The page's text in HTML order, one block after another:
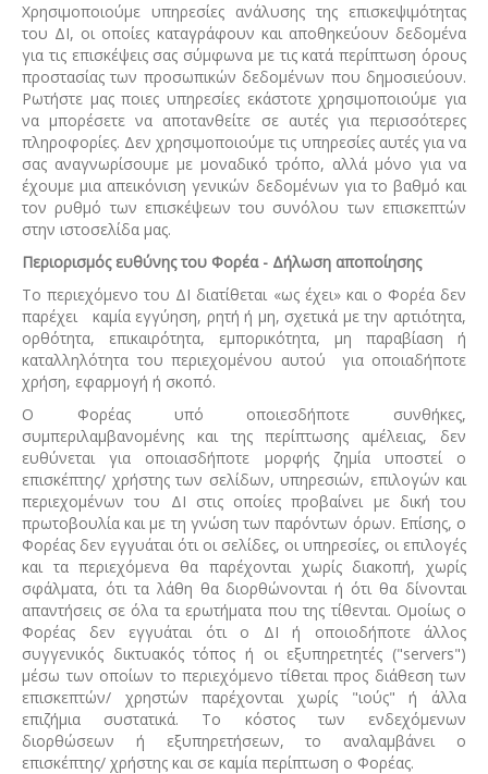
Χρησιμοποιούμε υπηρεσίες ανάλυσης της επισκεψιμότητας
του ΔΙ, οι οποίες καταγράφουν και αποθηκεύουν δεδομένα
για τις επισκέψεις σας σύμφωνα με τις κατά περίπτωση όρους
προστασίας των προσωπικών δεδομένων που δημοσιεύουν.
Ρωτήστε μας ποιες υπηρεσίες εκάστοτε χρησιμοποιούμε για
να μπορέσετε να αποτανθείτε σε αυτές για περισσότερες
πληροφορίες. Δεν χρησιμοποιούμε τις υπηρεσίες αυτές για να
σας αναγνωρίσουμε με μοναδικό τρόπο, αλλά μόνο για να
έχουμε μια απεικόνιση γενικών δεδομένων για το βαθμό και
τον ρυθμό των επισκέψεων του συνόλου των επισκεπτών
στην ιστοσελίδα μας.
Περιορισμός ευθύνης του Φορέα - Δήλωση αποποίησης
Το περιεχόμενο του ΔΙ διατίθεται «ως έχει» και ο Φορέα δεν
παρέχει καμία εγγύηση, ρητή ή μη, σχετικά με την αρτιότητα,
ορθότητα, επικαιρότητα, εμπορικότητα, μη παραβίαση ή
καταλληλότητα του περιεχομένου αυτού για οποιαδήποτε
χρήση, εφαρμογή ή σκοπό.
Ο Φορέας υπό οποιεσδήποτε συνθήκες,
συμπεριλαμβανομένης και της περίπτωσης αμέλειας, δεν
ευθύνεται για οποιασδήποτε μορφής ζημία υποστεί ο
επισκέπτης/ χρήστης των σελίδων, υπηρεσιών, επιλογών και
περιεχομένων του ΔΙ στις οποίες προβαίνει με δική του
πρωτοβουλία και με τη γνώση των παρόντων όρων. Επίσης, ο
Φορέας δεν εγγυάται ότι οι σελίδες, οι υπηρεσίες, οι επιλογές
και τα περιεχόμενα θα παρέχονται χωρίς διακοπή, χωρίς
σφάλματα, ότι τα λάθη θα διορθώνονται ή ότι θα δίνονται
απαντήσεις σε όλα τα ερωτήματα που της τίθενται. Ομοίως ο
Φορέας δεν εγγυάται ότι ο ΔΙ ή οποιοδήποτε άλλος
συγγενικός δικτυακός τόπος ή οι εξυπηρετητές ("servers")
μέσω των οποίων το περιεχόμενο τίθεται προς διάθεση των
επισκεπτών/ χρηστών παρέχονται χωρίς "ιούς" ή άλλα
επιζήμια συστατικά. Το κόστος των ενδεχόμενων
διορθώσεων ή εξυπηρετήσεων, το αναλαμβάνει ο
επισκέπτης/ χρήστης και σε καμία περίπτωση ο Φορέας.